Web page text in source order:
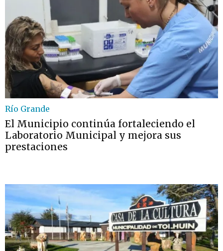
Río Grande
El Municipio continúa fortaleciendo el
Laboratorio Municipal y mejora sus
prestaciones